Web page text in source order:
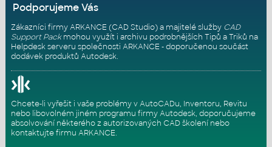
Podporujeme Vás
Zákazníci firmy ARKANCE (CAD Studio) a majitelé služby CAD
Support Packmohou využít i archivu podrobnějších Tipů a Triků na
Helpdesk serveru společnosti ARKANCE - doporučenou součást
dodávek produktů Autodesk.
Chcete-li vyřešit i vaše problémy v AutoCADu, Inventoru, Revitu
nebo libovolném jiném programu firmy Autodesk, doporučujeme
absolvování některého z autorizovaných CAD školenínebo
kontaktujte firmu ARKANCE.